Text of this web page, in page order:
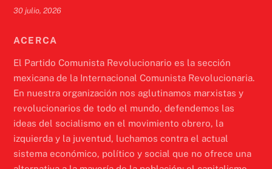
30 julio, 2026
ACERCA
El Partido Comunista Revolucionario es la sección
mexicana de la Internacional Comunista Revolucionaria.
En nuestra organización nos aglutinamos marxistas y
revolucionarios de todo el mundo, defendemos las
ideas del socialismo en el movimiento obrero, la
izquierda y la juventud, luchamos contra el actual
sistema económico, político y social que no ofrece una